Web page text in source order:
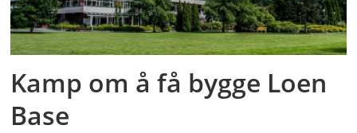
Kamp om å få bygge Loen
Base